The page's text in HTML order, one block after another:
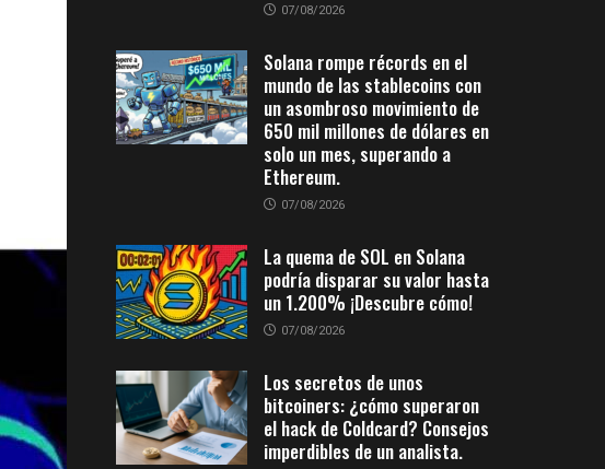
07/08/2026
Solana rompe récords en el
mundo de las stablecoins con
un asombroso movimiento de
650 mil millones de dólares en
solo un mes, superando a
Ethereum.
07/08/2026
La quema de SOL en Solana
podría disparar su valor hasta
un 1.200% ¡Descubre cómo!
07/08/2026
Los secretos de unos
bitcoiners: ¿cómo superaron
el hack de Coldcard? Consejos
imperdibles de un analista.